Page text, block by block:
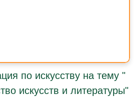
по искусству на тему "
искусств и литературы"